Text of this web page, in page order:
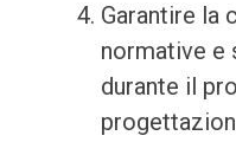
Garantire la
normative e
durante il